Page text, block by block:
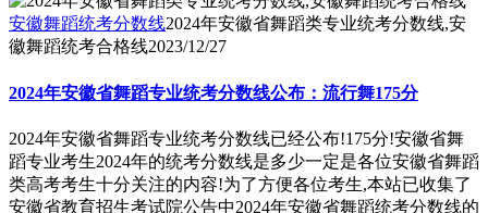
安徽舞蹈统考分数线2024年安徽省舞蹈类专业统考分数线,安
徽舞蹈统考合格线2023/12/27
2024年安徽省舞蹈专业统考分数线公布：流行舞175分
2024年安徽省舞蹈专业统考分数线已经公布!175分!安徽省舞
蹈专业考生2024年的统考分数线是多少一定是各位安徽省舞蹈
类高考考生十分关注的内容!为了方便各位考生,本站已收集了
安徽省教育招生考试院公告中2024年安徽省舞蹈统考分数线的